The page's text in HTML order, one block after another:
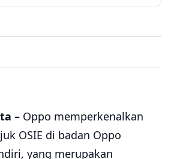
– Oppo memperkenalkan
OSIE di badan Oppo
yang merupakan